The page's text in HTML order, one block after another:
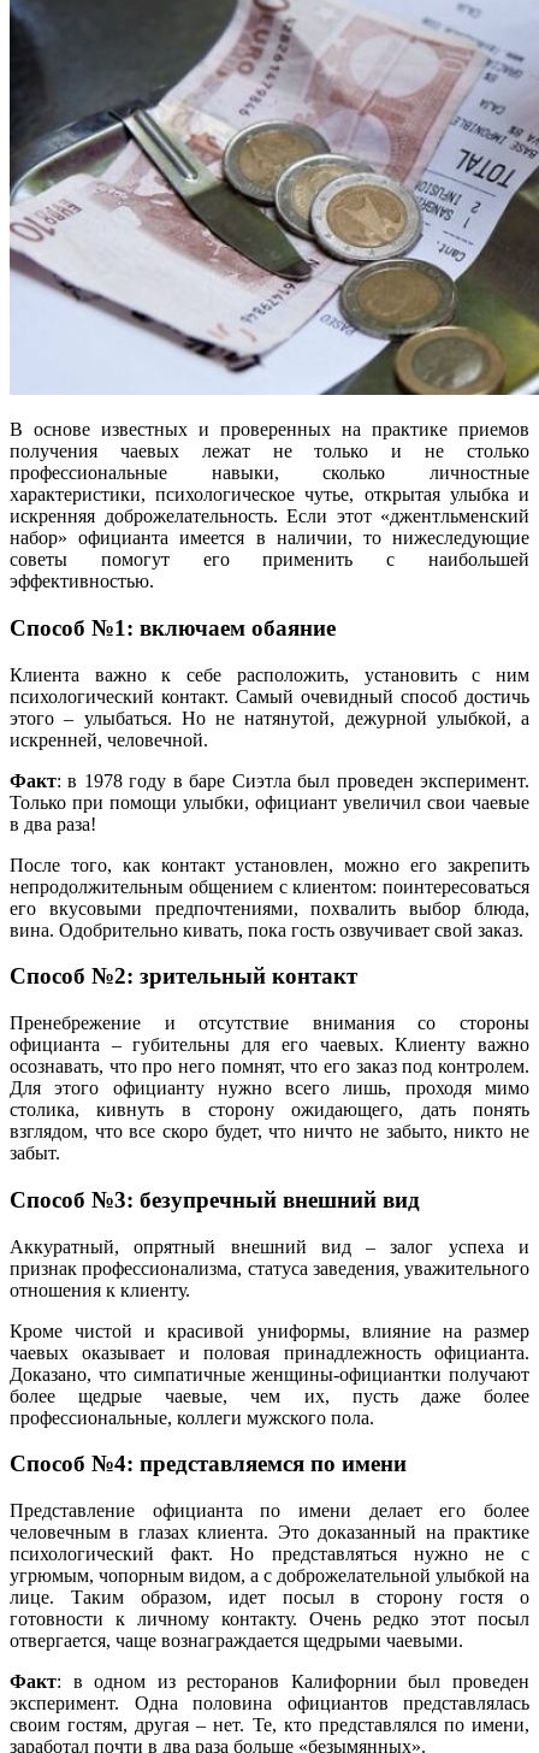
В основе известных и проверенных на практике приемов
получения чаевых лежат не только и не столько
профессиональные навыки, сколько личностные
характеристики, психологическое чутье, открытая улыбка и
искренняя доброжелательность. Если этот «джентльменский
набор» официанта имеется в наличии, то нижеследующие
советы помогут его применить с наибольшей
эффективностью.
Способ №1: включаем обаяние
Клиента важно к себе расположить, установить с ним
психологический контакт. Самый очевидный способ достичь
этого – улыбаться. Но не натянутой, дежурной улыбкой, а
искренней, человечной.
Факт: в 1978 году в баре Сиэтла был проведен эксперимент.
Только при помощи улыбки, официант увеличил свои чаевые
в два раза!
После того, как контакт установлен, можно его закрепить
непродолжительным общением с клиентом: поинтересоваться
его вкусовыми предпочтениями, похвалить выбор блюда,
вина. Одобрительно кивать, пока гость озвучивает свой заказ.
Способ №2: зрительный контакт
Пренебрежение и отсутствие внимания со стороны
официанта – губительны для его чаевых. Клиенту важно
осознавать, что про него помнят, что его заказ под контролем.
Для этого официанту нужно всего лишь, проходя мимо
столика, кивнуть в сторону ожидающего, дать понять
взглядом, что все скоро будет, что ничто не забыто, никто не
забыт.
Способ №3: безупречный внешний вид
Аккуратный, опрятный внешний вид – залог успеха и
признак профессионализма, статуса заведения, уважительного
отношения к клиенту.
Кроме чистой и красивой униформы, влияние на размер
чаевых оказывает и половая принадлежность официанта.
Доказано, что симпатичные женщины-официантки получают
более щедрые чаевые, чем их, пусть даже более
профессиональные, коллеги мужского пола.
Способ №4: представляемся по имени
Представление официанта по имени делает его более
человечным в глазах клиента. Это доказанный на практике
психологический факт. Но представляться нужно не с
угрюмым, чопорным видом, а с доброжелательной улыбкой на
лице. Таким образом, идет посыл в сторону гостя о
готовности к личному контакту. Очень редко этот посыл
отвергается, чаще вознаграждается щедрыми чаевыми.
Факт: в одном из ресторанов Калифорнии был проведен
эксперимент. Одна половина официантов представлялась
своим гостям, другая – нет. Те, кто представлялся по имени,
заработал почти в два раза больше «безымянных».